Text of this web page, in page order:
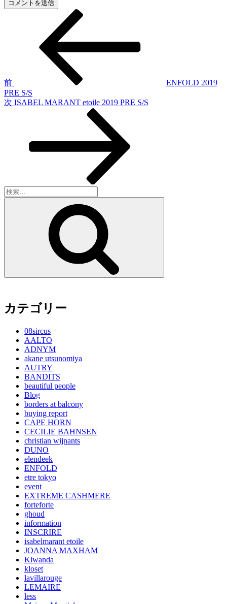
ゲ
ー
前
ENFOLD 2019
PRE S/S
次
次 ISABEL MARANT etoile 2019 PRE S/S
検
索:
カテゴリー
08sircus
AALTO
ADNYM
akane utsunomiya
AUTRY
BANDITS
beautiful people
Blog
borders at balcony
buying report
CAPE HORN
CECILIE BAHNSEN
christian wijnants
DUNO
elendeek
ENFOLD
etre tokyo
event
EXTREME CASHMERE
forteforte
ghoud
information
INSCRIRE
isabelmarant etoile
JOANNA MAXHAM
Kiwanda
kloset
lavillarouge
LEMAIRE
less